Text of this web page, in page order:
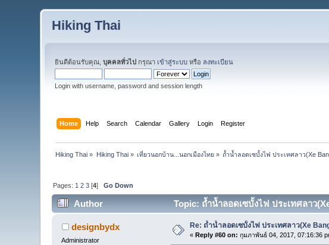
Hiking Thai
ยินดีต้อนรับคุณ,บุคคลทั่วไป กรุณา เข้าสู่ระบบ หรือ ลงทะเบียน
Login with username, password and session length
Home Help Search Calendar Gallery Login Register
Hiking Thai » Hiking Thai» เที่ยวนอกบ้าน...นอกเมืองไทย » ถ้ำน้ำลอดเซบั้งไฟ ประเทศลาว(Xe
Pages: 1 2 3 [4]Go Down
Author Topic: ถ้ำน้ำลอดเซบั้งไฟ ประเทศลาว
designbydx
Administrator
Re: ถ้ำน้ำลอดเซบั้งไฟ ประเทศลาว(Xe
« Reply #60 on: กุมภาพันธ์ 04, 2017, 07:16:36